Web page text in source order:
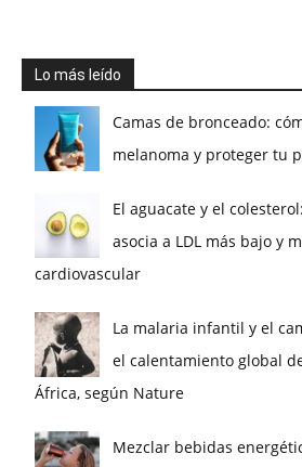
Lo más leído
Camas de bronceado:
melanoma y proteger tu
El aguacate y el
asocia a LDL más bajo y
cardiovascular
La malaria infantil y el
el calentamiento global
África, según Nature
Mezclar bebidas